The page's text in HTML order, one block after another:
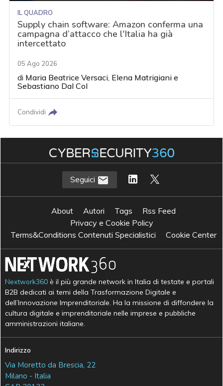
IL QUADRO
Supply chain software: Amazon conferma una
campagna d’attacco che l'Italia ha già
intercettato
05 Ago 2026
di Maria Beatrice Versaci, Elena Matrigiani e
Sebastiano Dal Col
Condividi
Seguici
About Autori Tags
Rss Feed
Privacy e Cookie Policy
Terms&Conditions Contenuti Specialistici
Cookie Center
Nextwork360 è il più grande network in Italia di testate e portali
B2B dedicati ai temi della Trasformazione Digitale e
dell’Innovazione Imprenditoriale. Ha la missione di diffondere la
cultura digitale e imprenditoriale nelle imprese e pubbliche
amministrazioni italiane.
Indirizzo
Via Moretto da Brescia, 22
Milano - Italia